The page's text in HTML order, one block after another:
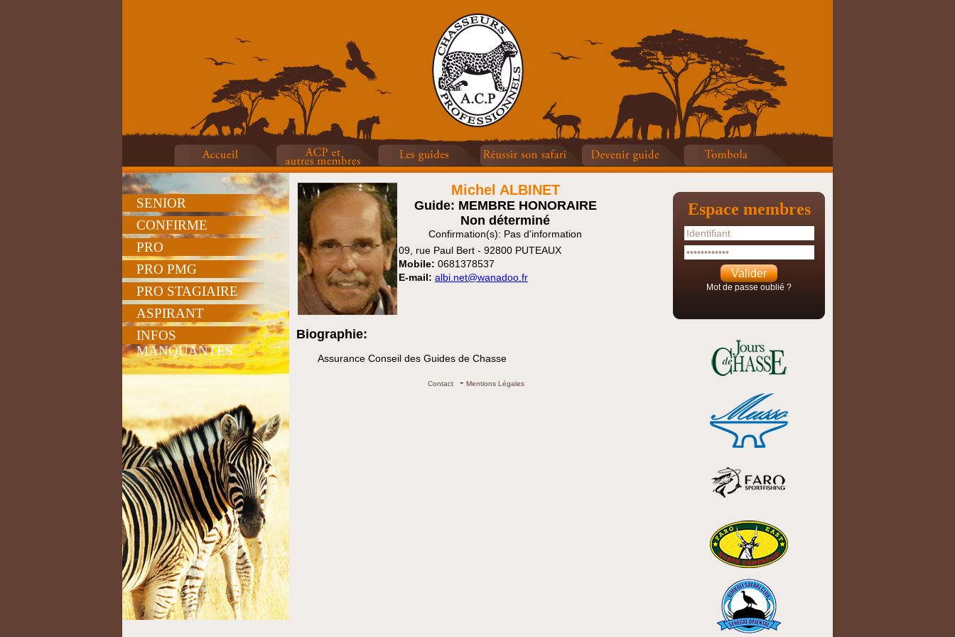
SENIOR
CONFIRME
PRO
PRO PMG
PRO STAGIAIRE
ASPIRANT
INFOS
MANQUANTES
Michel ALBINET
Guide: MEMBRE HONORAIRE
Non déterminé
Confirmation(s): Pas d'information
09, rue Paul Bert - 92800 PUTEAUX
Mobile: 0681378537
E-mail: albi.net@wanadoo.fr
Biographie:
Assurance Conseil des Guides de Chasse
Contact - Mentions Légales
Espace membres
Mot de passe oublié ?